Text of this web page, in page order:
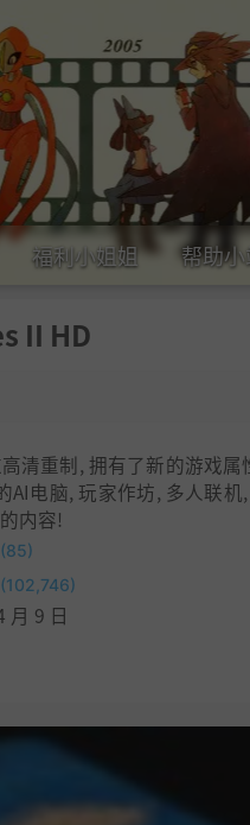
福利小姐姐 帮助
II HD
清重制, 拥有了新的游戏属
AI电脑, 玩家作坊, 多人联机
内容!
月 9 日